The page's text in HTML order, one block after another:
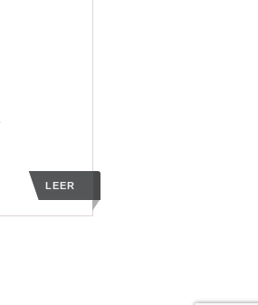
LEER